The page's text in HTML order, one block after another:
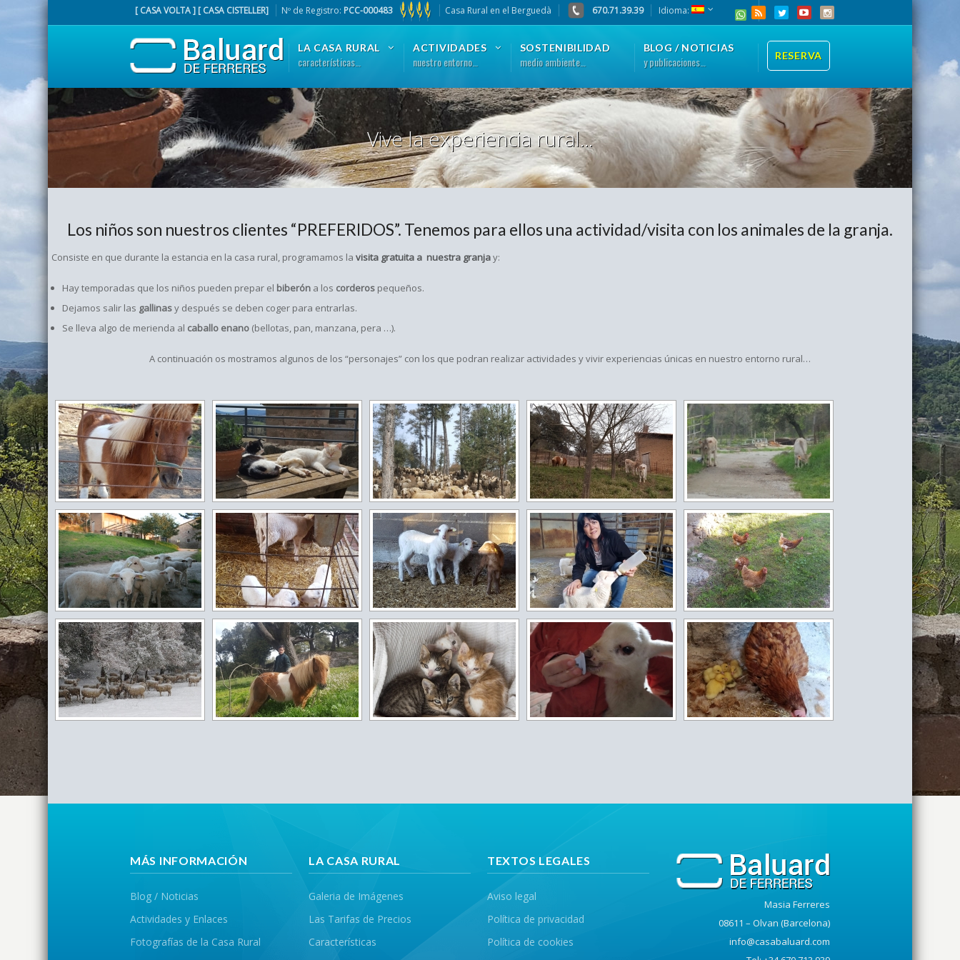
[ CASA VOLTA ] [ CASA CISTELLER] Nº de Registro: PCC-000483 Casa Rural en el Berguedà 670.71.39.39 Idioma:
LA CASA RURAL
características…
ACTIVIDADES
nuestro entorno…
SOSTENIBILIDAD
medio ambiente…
BLOG / NOTICIAS
y publicaciones… RESERVA
Vive la experiencia rural...
Los niños son nuestros clientes “PREFERIDOS”. Tenemos para ellos una actividad/visita con los animales de la granja.
Consiste en que durante la estancia en la casa rural, programamos la visita gratuita a nuestra granjay:
Hay temporadas que los niños pueden prepar el biberón a los corderos pequeños.
Dejamos salir las gallinasy después se deben coger para entrarlas.
Se lleva algo de merienda al caballo enano (bellotas, pan, manzana, pera …).
A continuación os mostramos algunos de los “personajes” con los que podran realizar actividades y vivir experiencias únicas en nuestro entorno rural…
MÁS INFORMACIÓN
Blog / Noticias
Actividades y Enlaces
Fotografías de la Casa Rural
LA CASA RURAL
Galeria de Imágenes
Las Tarifas de Precios
Características
TEXTOS LEGALES
Aviso legal
Política de privacidad
Política de cookies
Masia Ferreres
08611 – Olvan (Barcelona)
info@casabaluard.com